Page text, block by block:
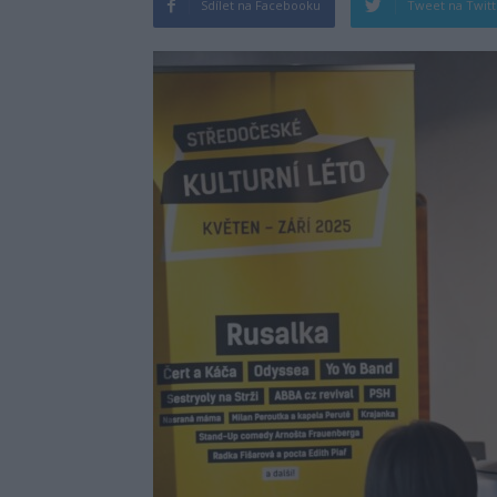
Sdílet na Facebooku Tweet na